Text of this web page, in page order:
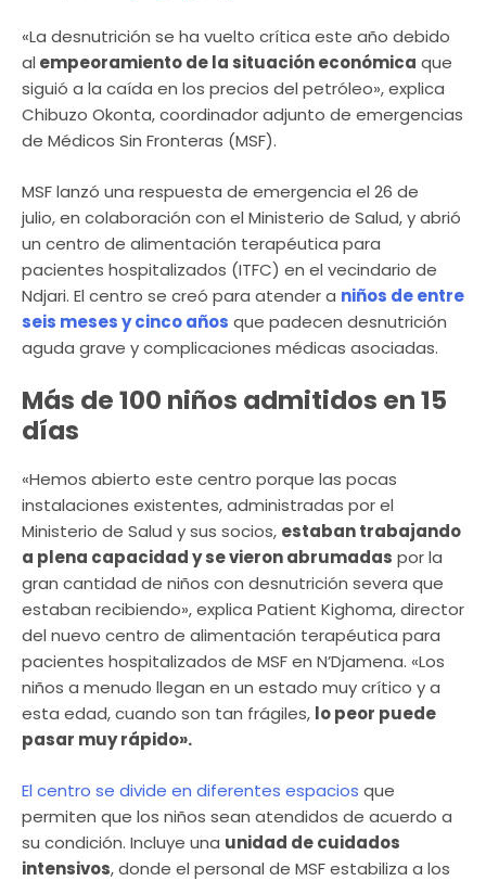
«La desnutrición se ha vuelto crítica este año debido
al empeoramiento de la situación económica que
siguió a la caída en los precios del petróleo», explica
Chibuzo Okonta, coordinador adjunto de emergencias
de Médicos Sin Fronteras (MSF).
MSF lanzó una respuesta de emergencia el 26 de
julio, en colaboración con el Ministerio de Salud, y abrió
un centro de alimentación terapéutica para
pacientes hospitalizados (ITFC) en el vecindario de
Ndjari. El centro se creó para atender a niños de entre
seis meses y cinco años que padecen desnutrición
aguda grave y complicaciones médicas asociadas.
Más de 100 niños admitidos en 15
días
«Hemos abierto este centro porque las pocas
instalaciones existentes, administradas por el
Ministerio de Salud y sus socios, estaban trabajando
a plena capacidad y se vieron abrumadas por la
gran cantidad de niños con desnutrición severa que
estaban recibiendo», explica Patient Kighoma, director
del nuevo centro de alimentación terapéutica para
pacientes hospitalizados de MSF en N’Djamena. «Los
niños a menudo llegan en un estado muy crítico y a
esta edad, cuando son tan frágiles, lo peor puede
pasar muy rápido».
El centro se divide en diferentes espacios que
permiten que los niños sean atendidos de acuerdo a
su condición. Incluye una unidad de cuidados
intensivos, donde el personal de MSF estabiliza a los